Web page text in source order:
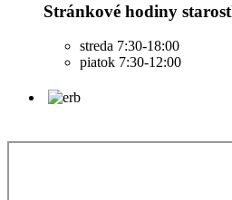
Stránkové hodiny
streda 7:30-18:00
piatok 7:30-12:00